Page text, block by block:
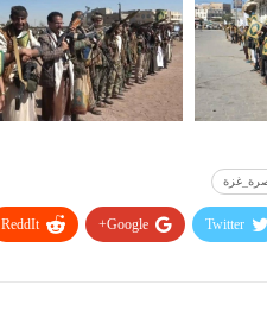
Twitter
Google+
ReddIt